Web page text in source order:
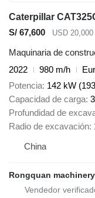
Caterpillar
S/ 67,600
USD 20,000
Maquinaria de
2022
980 m/h
Potencia 142 kW
Capacidad de carga
Profundidad de
Radio de excavación
China
Rongquan